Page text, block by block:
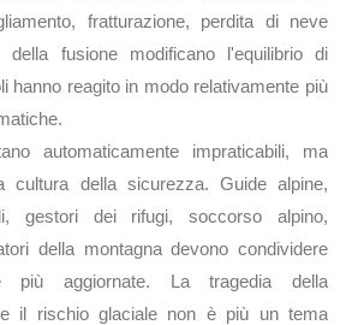
fratturazione, perdita di neve
della fusione modificano l'equilibrio di
hanno reagito in modo relativamente più
automaticamente impraticabili, ma
cultura della sicurezza. Guide alpine,
gestori dei rifugi, soccorso alpino,
della montagna devono condividere
più aggiornate. La tragedia della
il rischio glaciale non è più un tema